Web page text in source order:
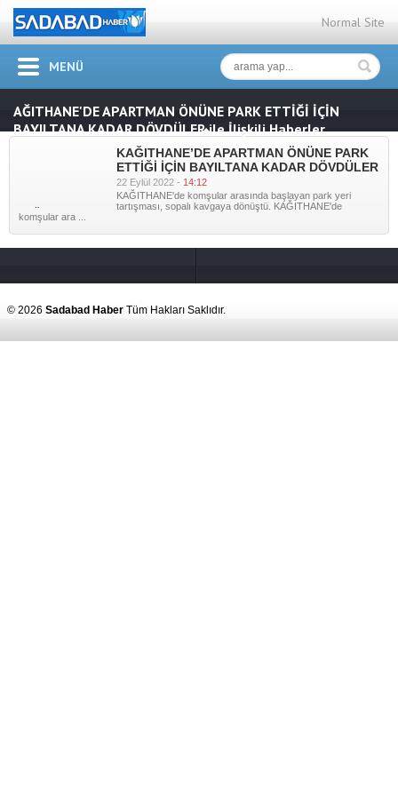
Normal Site
MENÜ
AĞITHANE'DE APARTMAN ÖNÜNE PARK ETTİĞİ İÇİN
BAYILTANA KADAR DÖVDÜLER ile İlişkili Haberler
KAĞITHANE’DE
APARTMAN
ETTİĞİ İÇİN
KAĞITHANE’DE APARTMAN ÖNÜNE PARK
ETTİĞİ İÇİN BAYILTANA KADAR DÖVDÜLER
22 Eylül 2022 - 14:12
KAĞITHANE'de komşular arasında başlayan park yeri
tartışması, sopalı kavgaya dönüştü. KAĞITHANE'de
komşular ara ...
© 2026 Sadabad Haber Tüm Hakları Saklıdır.